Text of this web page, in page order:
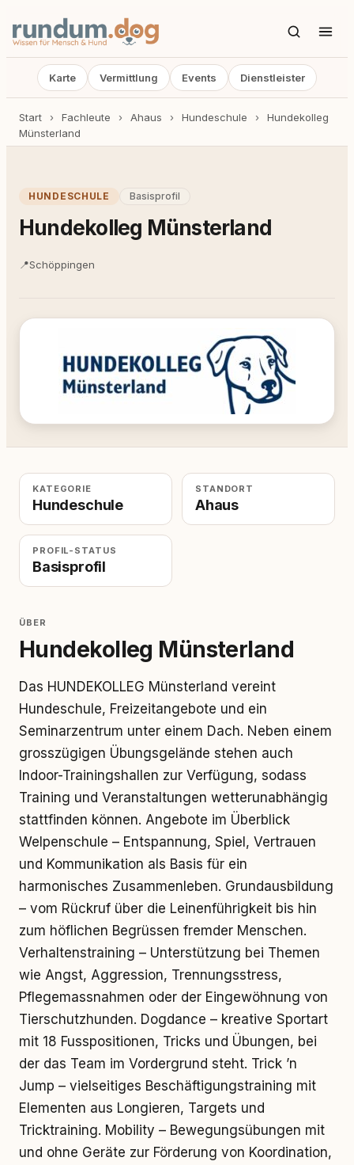
Karte Vermittlung Events Dienstleister
Start › Fachleute › Ahaus › Hundeschule ›
Hundekolleg
Münsterland
HUNDESCHULE Basisprofil
Hundekolleg Münsterland
📍Schöppingen
KATEGORIE
Hundeschule
STANDORT
Ahaus
PROFIL-STATUS
Basisprofil
ÜBER
Hundekolleg Münsterland
Das HUNDEKOLLEG Münsterland vereint
Hundeschule, Freizeitangebote und ein
Seminarzentrum unter einem Dach. Neben einem
grosszügigen Übungsgelände stehen auch
Indoor-Trainingshallen zur Verfügung, sodass
Training und Veranstaltungen wetterunabhängig
stattfinden können. Angebote im Überblick
Welpenschule – Entspannung, Spiel, Vertrauen
und Kommunikation als Basis für ein
harmonisches Zusammenleben. Grundausbildung
– vom Rückruf über die Leinenführigkeit bis hin
zum höflichen Begrüssen fremder Menschen.
Verhaltenstraining – Unterstützung bei Themen
wie Angst, Aggression, Trennungsstress,
Pflegemassnahmen oder der Eingewöhnung von
Tierschutzhunden. Dogdance – kreative Sportart
mit 18 Fusspositionen, Tricks und Übungen, bei
der das Team im Vordergrund steht. Trick ’n
Jump – vielseitiges Beschäftigungstraining mit
Elementen aus Longieren, Targets und
Tricktraining. Mobility – Bewegungsübungen mit
und ohne Geräte zur Förderung von Koordination,